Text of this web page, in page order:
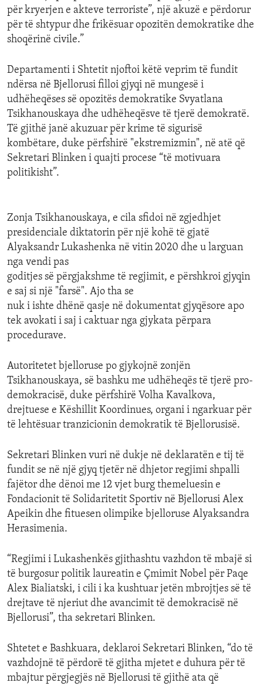
për kryerjen e akteve terroriste”, një akuzë e përdorur
për të shtypur dhe frikësuar opozitën demokratike dhe
shoqërinë civile.”
Departamenti i Shtetit njoftoi këtë veprim të fundit
ndërsa në Bjellorusi filloi gjyqi në mungesë i
udhëheqëses së opozitës demokratike Svyatlana
Tsikhanouskaya dhe udhëheqësve të tjerë demokratë.
Të gjithë janë akuzuar për krime të sigurisë
kombëtare, duke përfshirë "ekstremizmin", në atë që
Sekretari Blinken i quajti procese “të motivuara
politikisht”.
Zonja Tsikhanouskaya, e cila sfidoi në zgjedhjet
presidenciale diktatorin për një kohë të gjatë
Alyaksandr Lukashenka në vitin 2020 dhe u larguan
nga vendi pas
goditjes së përgjakshme të regjimit, e përshkroi gjyqin
e saj si një "farsë". Ajo tha se
nuk i ishte dhënë qasje në dokumentat gjyqësore apo
tek avokati i saj i caktuar nga gjykata përpara
procedurave.
Autoritetet bjelloruse po gjykojnë zonjën
Tsikhanouskaya, së bashku me udhëheqës të tjerë pro-
demokracisë, duke përfshirë Volha Kavalkova,
drejtuese e Këshillit Koordinues, organi i ngarkuar për
të lehtësuar tranzicionin demokratik të Bjellorusisë.
Sekretari Blinken vuri në dukje në deklaratën e tij të
fundit se në një gjyq tjetër në dhjetor regjimi shpalli
fajëtor dhe dënoi me 12 vjet burg themeluesin e
Fondacionit të Solidaritetit Sportiv në Bjellorusi Alex
Apeikin dhe fituesen olimpike bjelloruse Alyaksandra
Herasimenia.
“Regjimi i Lukashenkës gjithashtu vazhdon të mbajë si
të burgosur politik laureatin e Çmimit Nobel për Paqe
Alex Bialiatski, i cili i ka kushtuar jetën mbrojtjes së të
drejtave të njeriut dhe avancimit të demokracisë në
Bjellorusi”, tha sekretari Blinken.
Shtetet e Bashkuara, deklaroi Sekretari Blinken, “do të
vazhdojnë të përdorë të gjitha mjetet e duhura për të
mbajtur përgjegjës në Bjellorusi të gjithë ata që